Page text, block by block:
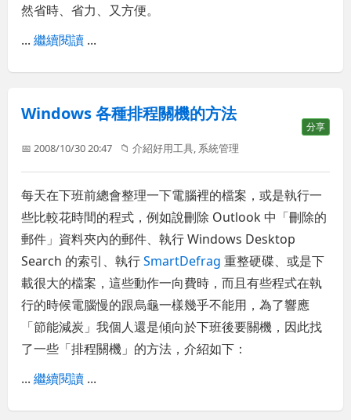
然省時、省力、又方便。
...繼續閱讀 ...
Windows 各種排程關機的方法
分享
📅 2008/10/30 20:47 📁介紹好用工具, 系統管理
每天在下班前總會整理一下電腦裡的檔案，或是執行一
些比較花時間的程式，例如說刪除 Outlook 中「刪除的
郵件」資料夾內的郵件、執行 Windows Desktop
Search 的索引、執行SmartDefrag 重整硬碟、或是下
載很大的檔案，這些動作一向費時，而且有些程式在執
行的時候電腦慢的跟烏龜一樣幾乎不能用，為了響應
「節能減炭」我個人還是傾向於下班後要關機，因此找
了一些「排程關機」的方法，介紹如下：
...繼續閱讀 ...